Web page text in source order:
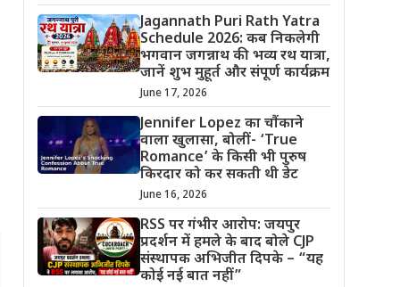
Jagannath Puri Rath Yatra
Schedule 2026: कब निकलेगी
भगवान जगन्नाथ की भव्य रथ यात्रा,
जानें शुभ मुहूर्त और संपूर्ण कार्यक्रम
June 17, 2026
Jennifer Lopez का चौंकाने
वाला खुलासा, बोलीं- ‘True
Romance’ के किसी भी पुरुष
किरदार को कर सकती थी डेट
June 16, 2026
RSS पर गंभीर आरोप: जयपुर
प्रदर्शन में हमले के बाद बोले CJP
संस्थापक अभिजीत दिपके – “यह
कोई नई बात नहीं”